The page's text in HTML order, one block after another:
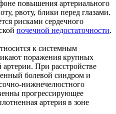
повышения артериального
рвоту, блики перед глазами.
рисками сердечного
почечной недостаточности.
к системным
поражения крупных
При расстройстве
болевой синдром и
нижнечелюстного
прогрессирующее
артерия в зоне